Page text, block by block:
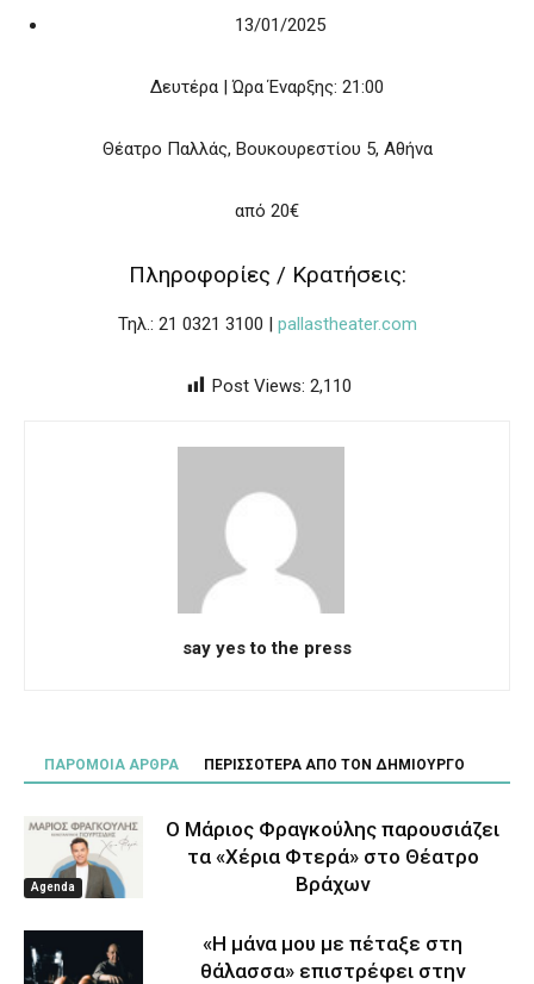
13/01/2025
Δευτέρα | Ώρα Έναρξης: 21:00
Θέατρο Παλλάς, Βουκουρεστίου 5, Αθήνα
από 20€
Πληροφορίες / Κρατήσεις:
Τηλ.: 21 0321 3100 | pallastheater.com
Post Views: 2,110
say yes to the press
ΠΑΡΟΜΟΙΑ ΑΡΘΡΑ ΠΕΡΙΣΣΟΤΕΡΑ ΑΠΟ ΤΟΝ ΔΗΜΙΟΥΡΓΟ
Agenda
Ο Μάριος Φραγκούλης παρουσιάζει
τα «Χέρια Φτερά» στο Θέατρο
Βράχων
«Η μάνα μου με πέταξε στη
θάλασσα» επιστρέφει στην